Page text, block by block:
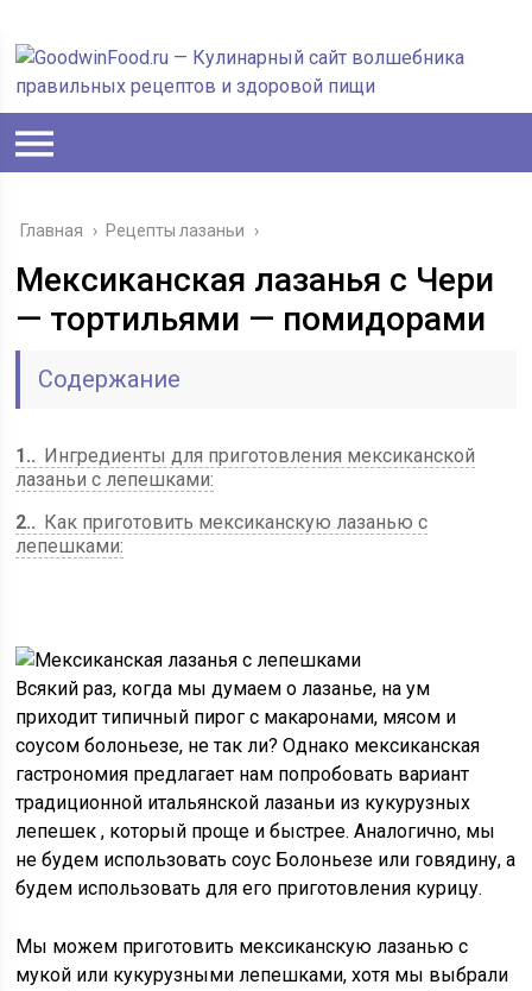
Главная › Рецепты лазаньи ›
Мексиканская лазанья с Чери
— тортильями — помидорами
Содержание
1.
Ингредиенты для приготовления мексиканской
лазаньи с лепешками:
2.
Как приготовить мексиканскую лазанью с
лепешками:
Всякий раз, когда мы думаем о лазанье, на ум
приходит типичный пирог с макаронами, мясом и
соусом болоньезе, не так ли? Однако мексиканская
гастрономия предлагает нам попробовать вариант
традиционной итальянской лазаньи из кукурузных
лепешек , который проще и быстрее. Аналогично, мы
не будем использовать соус Болоньезе или говядину, а
будем использовать для его приготовления курицу.
Мы можем приготовить мексиканскую лазанью с
мукой или кукурузными лепешками, хотя мы выбрали